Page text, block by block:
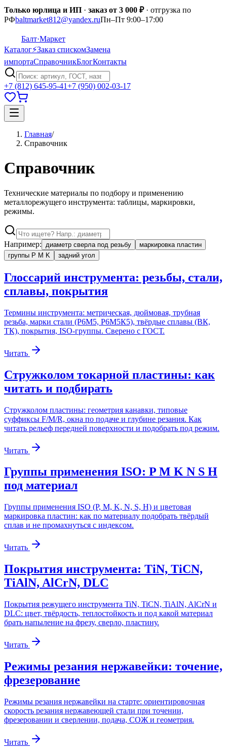
Только юрлица и ИП · заказ от 3 000 ₽· отгрузка по
РФbaltmarket812@yandex.ruПн–Пт 9:00–17:00
Балт·Маркет
Каталог⚡Заказ спискомЗамена
импортаСправочникБлогКонтакты
+7 (812) 645-95-41+7 (950) 002-03-17
Главная/
Справочник
Справочник
Технические материалы по подбору и применению
металлорежущего инструмента: таблицы, маркировки,
режимы.
Например: диаметр сверла под резьбу
маркировка пластин
группы P M K
задний угол
Глоссарий инструмента: резьбы, стали,
сплавы, покрытия
Термины инструмента: метрическая, дюймовая, трубная
резьба, марки стали (Р6М5, Р6М5К5), твёрдые сплавы (ВК,
ТК), покрытия, ISO-группы. Сверено с ГОСТ.
Читать
Стружколом токарной пластины: как
читать и подбирать
Стружколом пластины: геометрия канавки, типовые
суффиксы F/M/R, окна по подаче и глубине резания. Как
читать рельеф передней поверхности и подобрать под режим.
Читать
Группы применения ISO: P M K N S H
под материал
Группы применения ISO (P, M, K, N, S, H) и цветовая
маркировка пластин: как по материалу подобрать твёрдый
сплав и не промахнуться с индексом.
Читать
Покрытия инструмента: TiN, TiCN,
TiAlN, AlCrN, DLC
Покрытия режущего инструмента TiN, TiCN, TiAlN, AlCrN и
DLC: цвет, твёрдость, теплостойкость и под какой материал
брать напыление на фрезу, сверло, пластину.
Читать
Режимы резания нержавейки: точение,
фрезерование
Режимы резания нержавейки на старте: ориентировочная
скорость резания нержавеющей стали при точении,
фрезеровании и сверлении, подача, СОЖ и геометрия.
Читать